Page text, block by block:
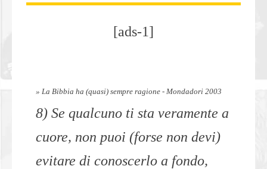
[ads-1]
» La Bibbia ha (quasi) sempre ragione - Mondadori 2003
8) Se qualcuno ti sta veramente a
cuore, non puoi (forse non devi)
evitare di conoscerlo a fondo,